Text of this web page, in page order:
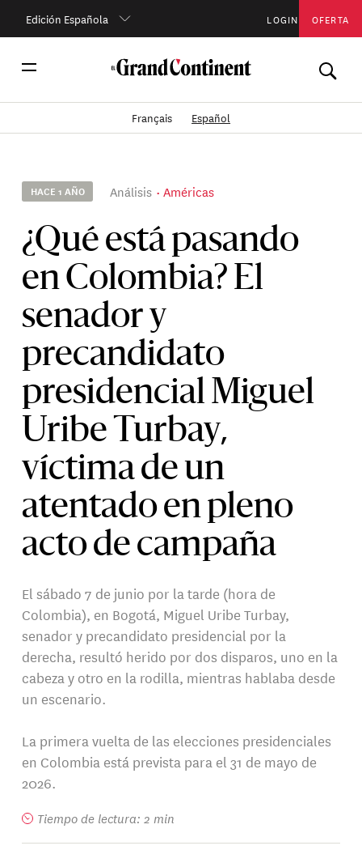
Edición Española LOGIN OFERTA
Français Español
HACE 1 AÑO Análisis Américas
¿Qué está pasando
en Colombia? El
senador y
precandidato
presidencial Miguel
Uribe Turbay,
víctima de un
atentado en pleno
acto de campaña
El sábado 7 de junio por la tarde (hora de
Colombia), en Bogotá, Miguel Uribe Turbay,
senador y precandidato presidencial por la
derecha, resultó herido por dos disparos, uno en la
cabeza y otro en la rodilla, mientras hablaba desde
un escenario.
La primera vuelta de las elecciones presidenciales
en Colombia está prevista para el 31 de mayo de
2026.
Tiempo de lectura: 2 min